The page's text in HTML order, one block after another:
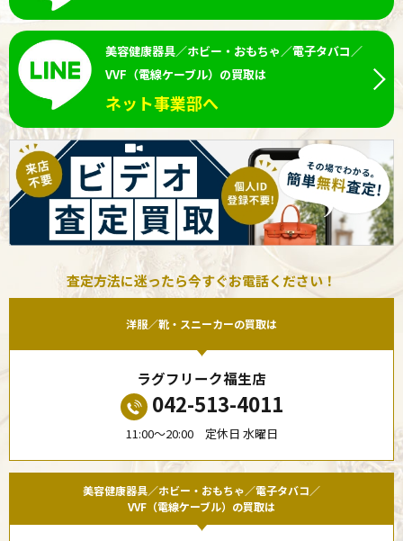
美容健康器具／ホビー・おもちゃ／電子タバコ／
VVF（電線ケーブル）の買取は
ネット事業部へ
査定方法に迷ったら今すぐお電話ください！
洋服／靴・スニーカーの買取は
ラグフリーク福生店
042-513-4011
11:00〜20:00 定休日 水曜日
美容健康器具／ホビー・おもちゃ／電子タバコ／
VVF（電線ケーブル）の買取は